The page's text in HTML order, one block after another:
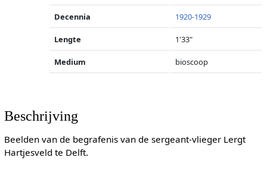
Decennia 1920-1929
Lengte 1'33"
Medium bioscoop
Beschrijving
Beelden van de begrafenis van de sergeant-vlieger Lergt
Hartjesveld te Delft.